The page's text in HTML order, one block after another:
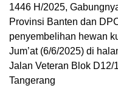
1446 H/2025,
Provinsi Banten dan
penyembelihan hewan
Jum’at (6/6/2025) di
Jalan Veteran Blok D12/
Tangerang